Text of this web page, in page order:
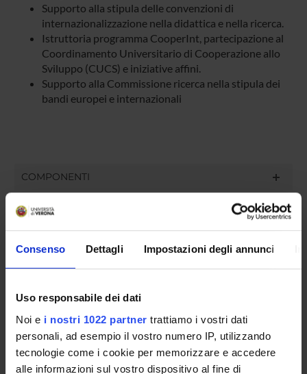
Consenso Dettagli Impostazioni degli annunci
Uso responsabile dei dati
Noi e i nostri 1022 partner trattiamo i vostri dati
personali, ad esempio il vostro numero IP, utilizzando
tecnologie come i cookie per memorizzare e accedere
alle informazioni sul vostro dispositivo al fine di
Supporto alla stipula delle convenzioni di
internazionalizzazione nella didattica e nella ricerca.
Istruttoria programma CooperInt, partecipazione al
Coordinamento Universitario di Cooperazione allo
Sviluppo (CUCS) e iniziative affini.
Supporto alla Commissione ricerca nella stipula dei
bandi europei e internazionali
COMPONENTI
Componente
Anna Maria Salvade'
Componente
Gherardo Ugolini
SEDUTE E VERBALI